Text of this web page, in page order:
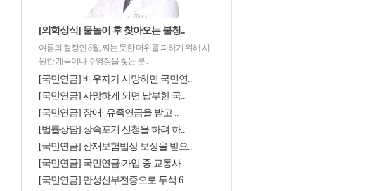
[의학상식] 물놀이 후 찾아오는 불청..
여름의 절정인 8월, 찌는 듯한 더위를 피하기 위해 시
원한 계곡이나 수영장을 찾는 분..
[국민연금] 배우자가 사망하면 국민연..
[국민연금] 사망하게 되면 납부한 국..
[국민연금] 장애· 유족연금을 받고 ..
[법률상담] 상속포기 신청을 하려 하..
[국민연금] 산재보험법상 보상을 받으..
[국민연금] 국민연금 가입 중 교통사..
[국민연금] 만성신부전증으로 투석 6..